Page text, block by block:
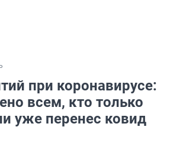
при коронавирусе:
всем, кто только
уже перенес ковид